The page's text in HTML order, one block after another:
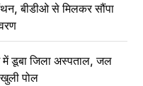
बीडीओ से मिलकर सौंपा
डूबा जिला अस्पताल, जल
पोल